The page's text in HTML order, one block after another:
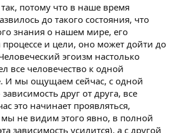
потому что в наше время
до такого состояния, что
знания о нашем мире, его
и цели, оно может дойти до
эгоизм настолько
все человечество к одной
И мы ощущаем сейчас, с одной
друг от друга, все
это начинает проявляться,
мы не видим этого явно, в полной
зависимость усилится), а с другой